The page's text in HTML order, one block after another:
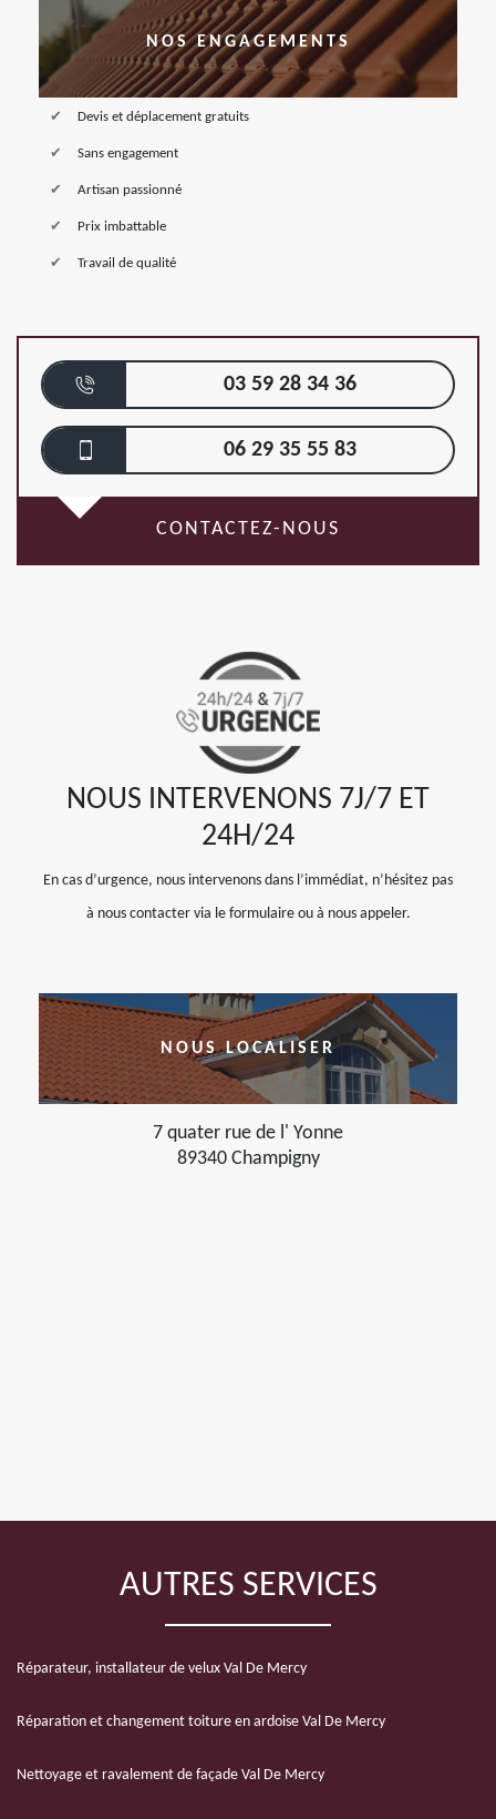
NOS ENGAGEMENTS
Devis et déplacement gratuits
Sans engagement
Artisan passionné
Prix imbattable
Travail de qualité
03 59 28 34 36
06 29 35 55 83
CONTACTEZ-NOUS
NOUS INTERVENONS 7J/7 ET
24H/24
En cas d’urgence, nous intervenons dans l’immédiat, n’hésitez pas
à nous contacter via le formulaire ou à nous appeler.
NOUS LOCALISER
7 quater rue de l' Yonne
89340 Champigny
AUTRES SERVICES
Réparateur, installateur de velux Val De Mercy
Réparation et changement toiture en ardoise Val De Mercy
Nettoyage et ravalement de façade Val De Mercy